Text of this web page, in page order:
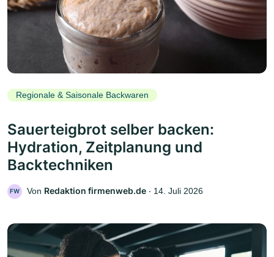
Regionale & Saisonale Backwaren
Sauerteigbrot selber backen:
Hydration, Zeitplanung und
Backtechniken
FW Von Redaktion firmenweb.de ‧ 14. Juli 2026